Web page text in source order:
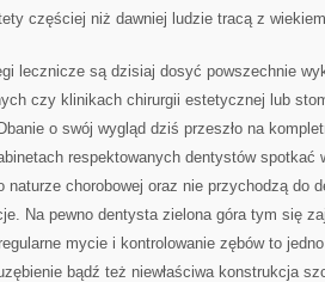
częściej niż dawniej ludzie tracą z
lecznicze są dzisiaj dosyć powszechnie
czy klinikach chirurgii estetycznej lub
o swój wygląd dziś przeszło na
respektowanych dentystów spotkać
naturze chorobowej oraz nie przychodzą do
Na pewno dentysta zielona góra tym się
mycie i kontrolowanie zębów to
bądź też niewłaściwa konstrukcja